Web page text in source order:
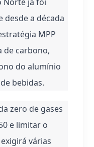
desde a década
MPP
de carbono,
do alumínio
bebidas.
zero de gases
e limitar o
várias